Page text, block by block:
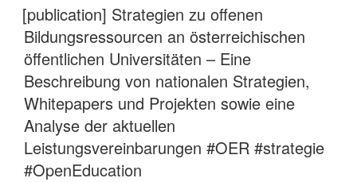
AM
[publication] Strategien zu offenen
Bildungsressourcen an österreichischen
öffentlichen Universitäten – Eine
Beschreibung von nationalen Strategien,
Whitepapers und Projekten sowie eine
Analyse der aktuellen
Leistungsvereinbarungen #OER #strategie
#OpenEducation